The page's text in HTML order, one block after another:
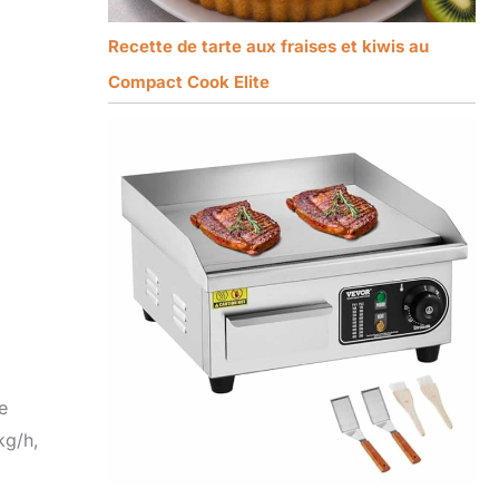
h,
Recette de tarte aux fraises et kiwis au
Compact Cook Elite